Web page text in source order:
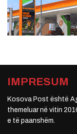
IMPRESUM
Kosova Post është
themeluar në vitin
e të paanshëm.